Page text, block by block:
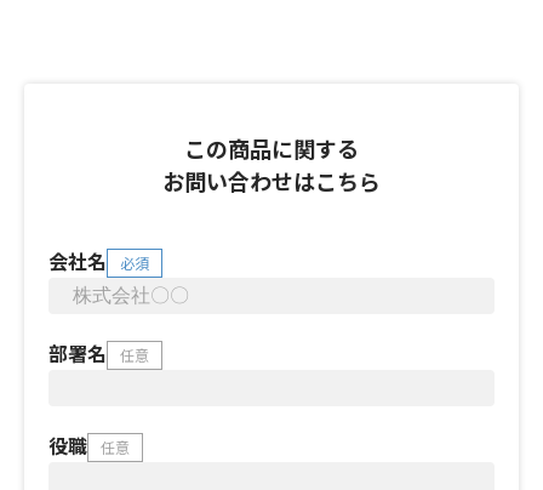
この商品に関する
お問い合わせはこちら
会社名 必須
部署名 任意
役職 任意